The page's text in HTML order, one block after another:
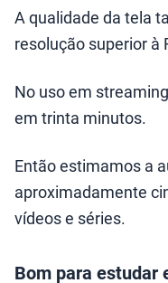
A qualidade da tela
resolução superior à
No uso em
em trinta minutos.
Então estimamos a
aproximadamente
vídeos e séries.
Bom para estudar